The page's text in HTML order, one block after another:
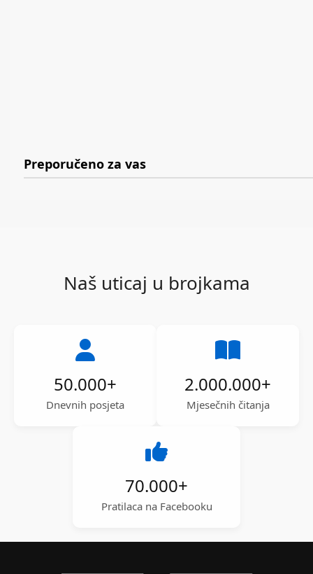
Preporučeno za vas
Naš uticaj u brojkama
50.000+
Dnevnih posjeta
2.000.000+
Mjesečnih čitanja
70.000+
Pratilaca na Facebooku